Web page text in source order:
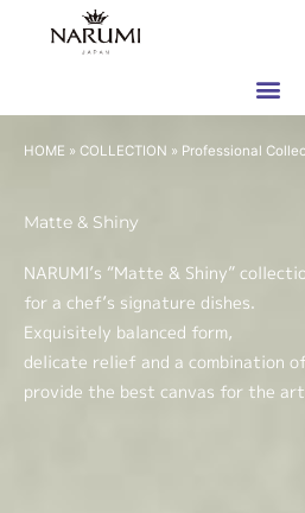
HOME » COLLECTION » Professional
Matte & Shiny
NARUMI’s “Matte & Shiny”
for a chef’s signature dishes.
Exquisitely balanced form,
delicate relief and a combination
provide the best canvas for the